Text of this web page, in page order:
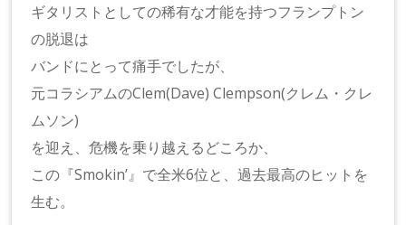
ギタリストとしての稀有な才能を持つフランプトン
の脱退は
バンドにとって痛手でしたが、
元コラシアムのClem(Dave) Clempson(クレム・クレ
ムソン)
を迎え、危機を乗り越えるどころか、
この『Smokin’』で全米6位と、過去最高のヒットを
生む。